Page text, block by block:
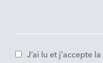
J’ai lu et j'accepte la